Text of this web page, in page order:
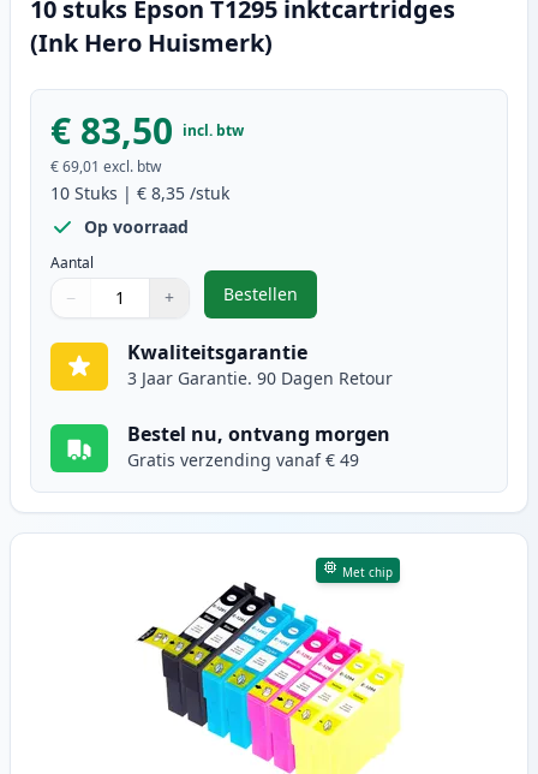
10 stuks Epson T1295 inktcartridges
(Ink Hero Huismerk)
€ 83,50 incl. btw
€ 69,01 excl. btw
10 Stuks | € 8,35 /stuk
Op voorraad
Aantal
Gebruik de knoppen om aan te passen
− +
1
Bestellen
,10 stuks Epson T1295
Kwaliteitsgarantie
3 Jaar Garantie. 90 Dagen Retour
Bestel nu, ontvang morgen
Gratis verzending vanaf € 49
Met chip